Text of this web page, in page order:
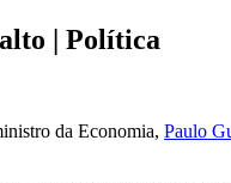
| Política
da Economia, Paulo